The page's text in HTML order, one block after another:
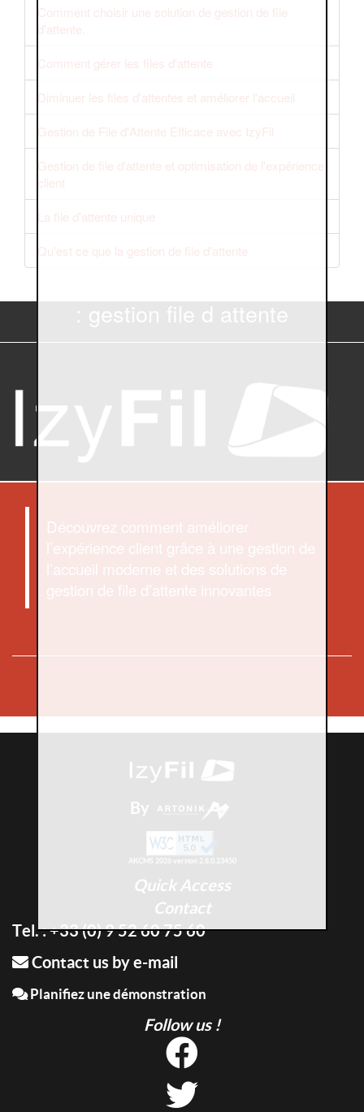
Comment choisir une solution de gestion de file
d'attente.
Comment gérer les files d'attente
Diminuer les files d'attentes et améliorer l'accueil
Gestion de File d'Attente Efficace avec IzyFil
Gestion de file d'attente et optimisation de l'expérience
client
La file d'attente unique
Qu'est ce que la gestion de file d'attente
Découvrez comment améliorer
l’expérience client grâce à une gestion de
l’accueil moderne et des solutions de
gestion de file d’attente innovantes
By
AKCMS 2026 version 2.8.0.23450
Quick Access
Contact
Tel. : +33 (0) 9 52 60 75 60
Contact us by e-mail
Planifiez une démonstration
Follow us !